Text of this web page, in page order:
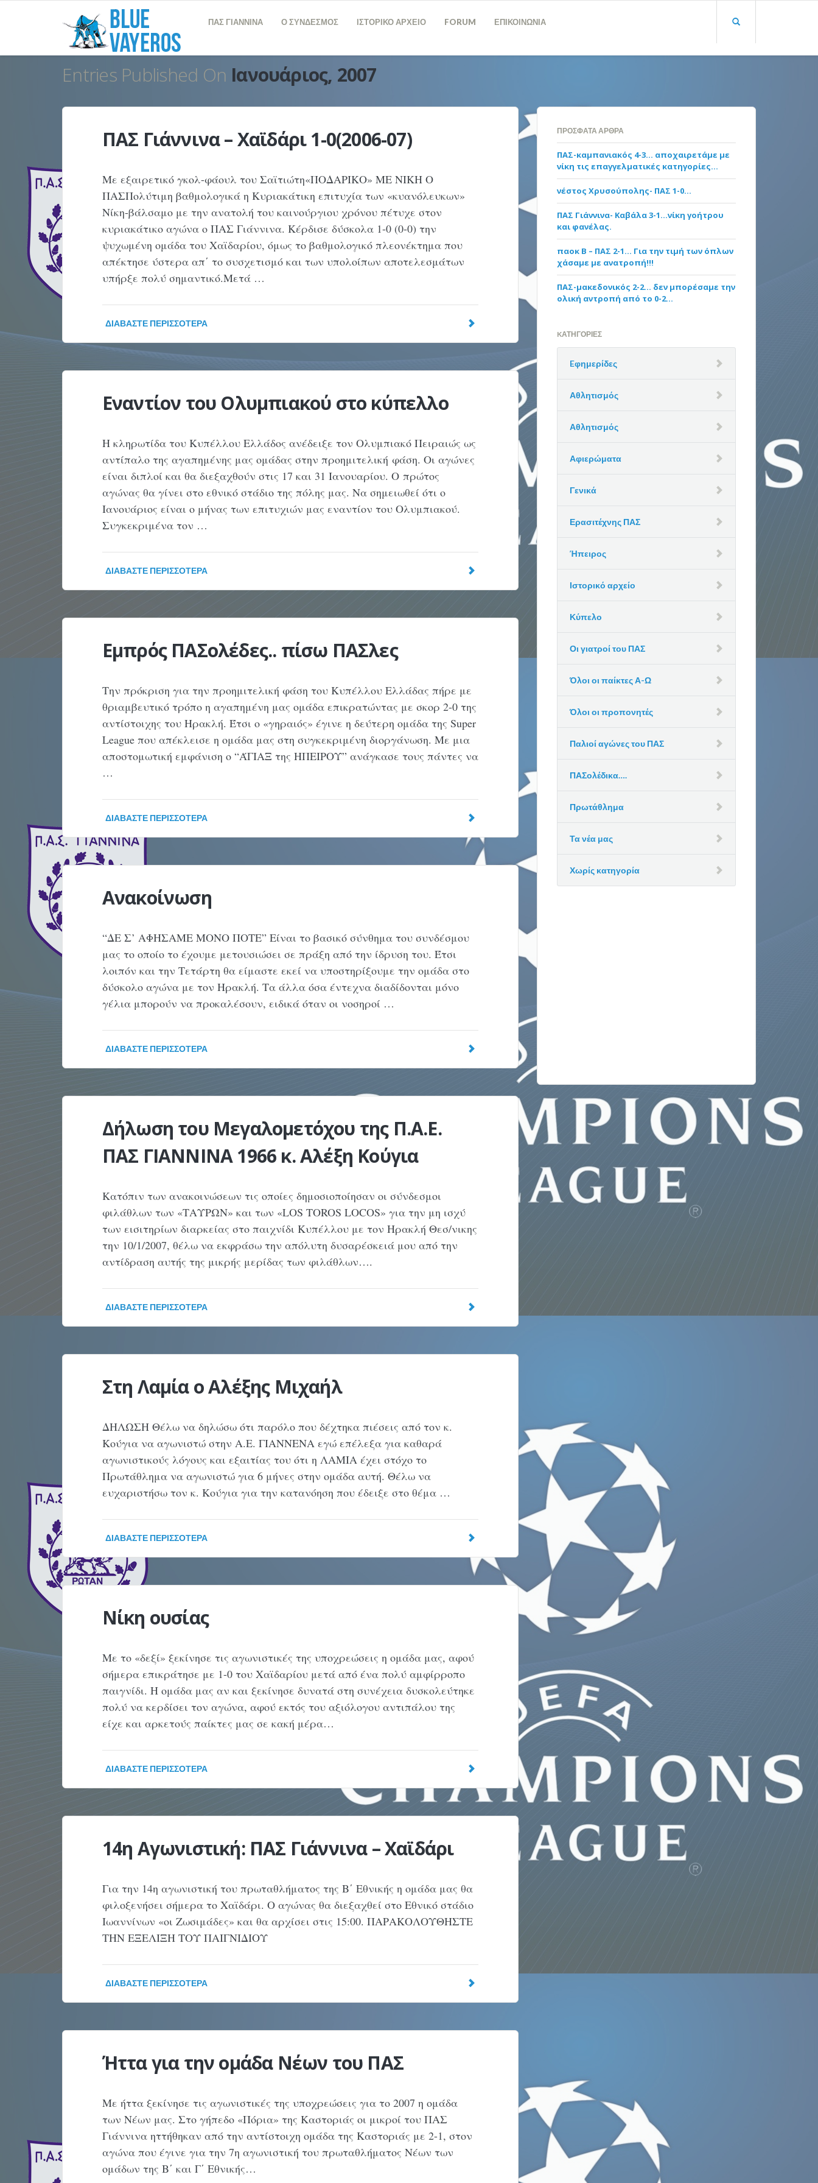
ΠΑΣ ΓΙΑΝΝΙΝΑ Ο ΣΥΝΔΕΣΜΟΣ ΙΣΤΟΡΙΚΟ ΑΡΧΕΙΟ FORUM ΕΠΙΚΟΙΝΩΝΙΑ
Entries Published On Ιανουάριος, 2007
ΠΑΣ Γιάννινα – Χαϊδάρι 1-0(2006-07)
Με εξαιρετικό γκολ-φάουλ του Σαϊτιώτη«ΠΟΔΑΡΙΚΟ» ΜΕ ΝΙΚΗ Ο
ΠΑΣΠολύτιμη βαθμολογικά η Κυριακάτικη επιτυχία των «κυανόλευκων»
Νίκη-βάλσαμο με την ανατολή του καινούργιου χρόνου πέτυχε στον
κυριακάτικο αγώνα ο ΠΑΣ Γιάννινα. Κέρδισε δύσκολα 1-0 (0-0) την
ψυχωμένη ομάδα του Χαϊδαρίου, όμως το βαθμολογικό πλεονέκτημα που
απέκτησε ύστερα απ΄ το συσχετισμό και των υπολοίπων αποτελεσμάτων
υπήρξε πολύ σημαντικό.Μετά …
ΔΙΑΒΆΣΤΕ ΠΕΡΙΣΣΌΤΕΡΑ
Εναντίον του Ολυμπιακού στο κύπελλο
Η κληρωτίδα του Κυπέλλου Ελλάδος ανέδειξε τον Ολυμπιακό Πειραιώς ως
αντίπαλο της αγαπημένης μας ομάδας στην προημιτελική φάση. Οι αγώνες
είναι διπλοί και θα διεξαχθούν στις 17 και 31 Ιανουαρίου. Ο πρώτος
αγώνας θα γίνει στο εθνικό στάδιο της πόλης μας. Να σημειωθεί ότι ο
Ιανουάριος είναι ο μήνας των επιτυχιών μας εναντίον του Ολυμπιακού.
Συγκεκριμένα τον …
ΔΙΑΒΆΣΤΕ ΠΕΡΙΣΣΌΤΕΡΑ
Εμπρός ΠΑΣολέδες.. πίσω ΠΑΣλες
Την πρόκριση για την προημιτελική φάση του Κυπέλλου Ελλάδας πήρε με
θριαμβευτικό τρόπο η αγαπημένη μας ομάδα επικρατώντας με σκορ 2-0 της
αντίστοιχης του Ηρακλή. Έτσι ο «γηραιός» έγινε η δεύτερη ομάδα της Super
League που απέκλεισε η ομάδα μας στη συγκεκριμένη διοργάνωση. Με μια
αποστομωτική εμφάνιση ο “ΆΓΙΑΞ της ΗΠΕΙΡΟΥ” ανάγκασε τους πάντες να
…
ΔΙΑΒΆΣΤΕ ΠΕΡΙΣΣΌΤΕΡΑ
Ανακοίνωση
“ΔΕ Σ’ ΑΦΗΣΑΜΕ ΜΟΝΟ ΠΟΤΕ” Είναι το βασικό σύνθημα του συνδέσμου
μας το οποίο το έχουμε μετουσιώσει σε πράξη από την ίδρυση του. Έτσι
λοιπόν και την Τετάρτη θα είμαστε εκεί να υποστηρίξουμε την ομάδα στο
δύσκολο αγώνα με τον Ηρακλή. Τα άλλα όσα έντεχνα διαδίδονται μόνο
γέλια μπορούν να προκαλέσουν, ειδικά όταν οι νοσηροί …
ΔΙΑΒΆΣΤΕ ΠΕΡΙΣΣΌΤΕΡΑ
Δήλωση του Μεγαλομετόχου της Π.Α.Ε.
ΠΑΣ ΓΙΑΝΝΙΝΑ 1966 κ. Αλέξη Κούγια
Κατόπιν των ανακοινώσεων τις οποίες δημοσιοποίησαν οι σύνδεσμοι
φιλάθλων των «ΤΑΥΡΩΝ» και των «LOS TOROS LOCOS» για την μη ισχύ
των εισιτηρίων διαρκείας στο παιχνίδι Κυπέλλου με τον Ηρακλή Θεσ/νικης
την 10/1/2007, θέλω να εκφράσω την απόλυτη δυσαρέσκειά μου από την
αντίδραση αυτής της μικρής μερίδας των φιλάθλων….
ΔΙΑΒΆΣΤΕ ΠΕΡΙΣΣΌΤΕΡΑ
Στη Λαμία ο Αλέξης Μιχαήλ
ΔΗΛΩΣΗ Θέλω να δηλώσω ότι παρόλο που δέχτηκα πιέσεις από τον κ.
Κούγια να αγωνιστώ στην Α.Ε. ΓΙΑΝΝΕΝΑ εγώ επέλεξα για καθαρά
αγωνιστικούς λόγους και εξαιτίας του ότι η ΛΑΜΙΑ έχει στόχο το
Πρωτάθλημα να αγωνιστώ για 6 μήνες στην ομάδα αυτή. Θέλω να
ευχαριστήσω τον κ. Κούγια για την κατανόηση που έδειξε στο θέμα …
ΔΙΑΒΆΣΤΕ ΠΕΡΙΣΣΌΤΕΡΑ
Νίκη ουσίας
Με το «δεξί» ξεκίνησε τις αγωνιστικές της υποχρεώσεις η ομάδα μας, αφού
σήμερα επικράτησε με 1-0 του Χαϊδαρίου μετά από ένα πολύ αμφίρροπο
παιγνίδι. Η ομάδα μας αν και ξεκίνησε δυνατά στη συνέχεια δυσκολεύτηκε
πολύ να κερδίσει τον αγώνα, αφού εκτός του αξιόλογου αντιπάλου της
είχε και αρκετούς παίκτες μας σε κακή μέρα…
ΔΙΑΒΆΣΤΕ ΠΕΡΙΣΣΌΤΕΡΑ
14η Αγωνιστική: ΠΑΣ Γιάννινα – Χαϊδάρι
Για την 14η αγωνιστική του πρωταθλήματος της Β΄ Εθνικής η ομάδα μας θα
φιλοξενήσει σήμερα το Χαϊδάρι. Ο αγώνας θα διεξαχθεί στο Εθνικό στάδιο
Ιωαννίνων «οι Ζωσιμάδες» και θα αρχίσει στις 15:00. ΠΑΡΑΚΟΛΟΥΘΗΣΤΕ
ΤΗΝ ΕΞΕΛΙΞΗ ΤΟΥ ΠΑΙΓΝΙΔΙΟΥ
ΔΙΑΒΆΣΤΕ ΠΕΡΙΣΣΌΤΕΡΑ
Ήττα για την ομάδα Νέων του ΠΑΣ
Με ήττα ξεκίνησε τις αγωνιστικές της υποχρεώσεις για το 2007 η ομάδα
των Νέων μας. Στο γήπεδο «Πόρια» της Καστοριάς οι μικροί του ΠΑΣ
Γιάννινα ηττήθηκαν από την αντίστοιχη ομάδα της Καστοριάς με 2-1, στον
αγώνα που έγινε για την 7η αγωνιστική του πρωταθλήματος Νέων των
ομάδων της Β΄ και Γ΄ Εθνικής…
ΠΡΌΣΦΑΤΑ ΆΡΘΡΑ
ΠΑΣ-καμπανιακός 4-3… αποχαιρετάμε με
νίκη τις επαγγελματικές κατηγορίες…
νέστος Χρυσούπολης- ΠΑΣ 1-0…
ΠΑΣ Γιάννινα- Καβάλα 3-1…νίκη γοήτρου
και φανέλας.
παοκ Β – ΠΑΣ 2-1… Για την τιμή των όπλων
χάσαμε με ανατροπή!!!
ΠΑΣ-μακεδονικός 2-2… δεν μπορέσαμε την
ολική αντροπή από το 0-2…
KΑΤΗΓΟΡΊΕΣ
Eφημερίδες
Αθλητισμός
Αθλητισμός
Αφιερώματα
Γενικά
Ερασιτέχνης ΠΑΣ
Ήπειρος
Ιστορικό αρχείο
Κύπελο
Οι γιατροί του ΠΑΣ
Όλοι οι παίκτες Α-Ω
Όλοι οι προπονητές
Παλιοί αγώνες του ΠΑΣ
ΠΑΣολέδικα….
Πρωτάθλημα
Τα νέα μας
Χωρίς κατηγορία